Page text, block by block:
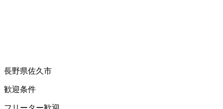
長野県佐久市
歓迎条件